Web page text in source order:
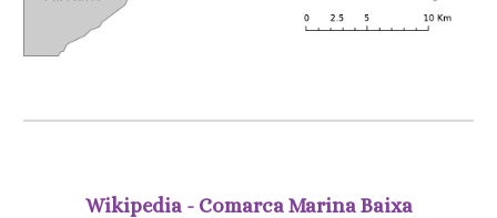
Wikipedia - Comarca Marina Baixa